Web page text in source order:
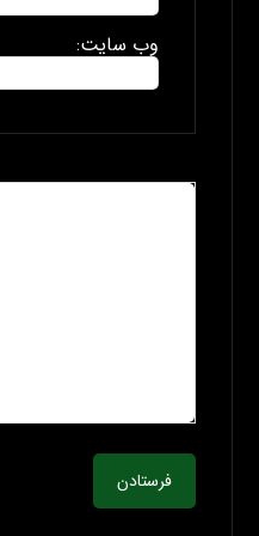
وب سایت:
فرستادن